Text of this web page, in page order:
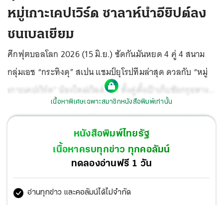
หมู่เกาะเคปเวิร์ด ซาลาห์นําอียิปต์ลง
ชนเบลเยียม
ศึกฟุตบอลโลก 2026 (15 มิ.ย.) ซัดกันมันหยด 4 คู่ 4 สนาม
กลุ่มเอช “กระทิงดุ” สเปน แชมป์ยุโรปทีมล่าสุด ดวลกับ “หมู่
เกาะเคปเวิร์ด” น้องใหม่เวิลด์ คัพ ทั้งคู่ตั้งเป้าเก็บชัยกรุยทางสู่
รอบน็อกเอาต์, กลุ่มจี “เบลเยียม” ปะทะ “อียิปต์” คาดใส่กัน
แหลกแน่, กลุ่มเอช “ซาอุดีอาระเบีย” ดวลเดือด “อุรุกวัย”
อดีตแชมป์โลก 2 สมัย ปิดท้ายที่กลุ่มจี “อิหร่าน” พบกับ
“นิวซีแลนด์” ส่วนผลการแข่งขันในกลุ่มซี “แซมบ้า” บราซิล
อดีตแชมป์โลก 5 สมัยฟอร์มยังไม่แจ่ม ไล่เจ๊า “โมร็อกโก” 1-1,
“สกอตแลนด์” บดชนะ “เฮติ” 1-0 ทะยานขึ้นจ่าฝูง, กลุ่มบี “ส
เนื้อหาพิเศษเฉพาะสมาชิกหนังสือพิมพ์เท่านั้น
หนังสือพิมพ์ไทยรัฐ
เนื้อหาครบทุกข่าว ทุกคอลัมน์
ทดลองอ่านฟรี 1 วัน
อ่านทุกข่าว และคอลัมน์ได้ไม่จำกัด